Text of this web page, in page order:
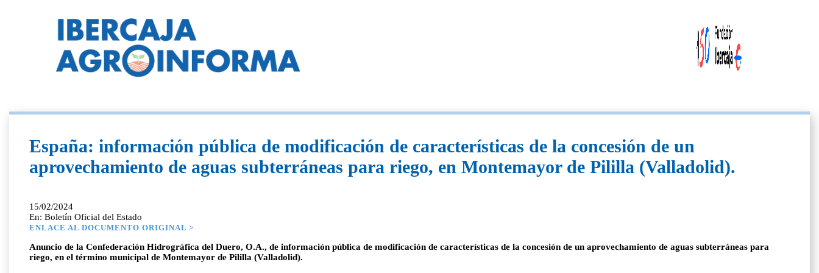
España: información pública de modificación de características de la concesión de un
aprovechamiento de aguas subterráneas para riego, en Montemayor de Pililla (Valladolid).
15/02/2024
En: Boletín Oficial del Estado
ENLACE AL DOCUMENTO ORIGINAL >
Anuncio de la Confederación Hidrográfica del Duero, O.A., de información pública de modificación de características de la concesión de un aprovechamiento de aguas subterráneas para
riego, en el término municipal de Montemayor de Pililla (Valladolid).